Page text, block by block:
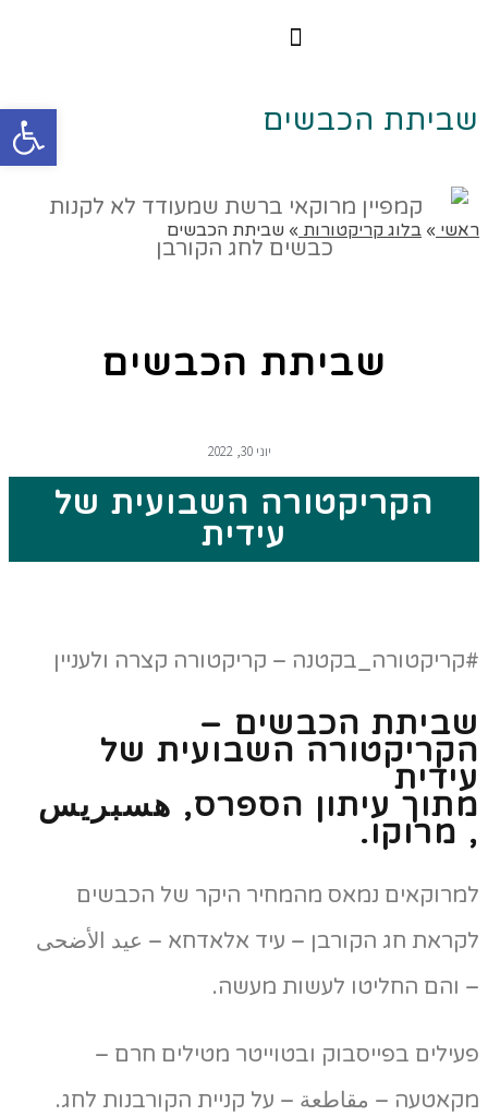
שביתת הכבשים
ראשי » בלוג קריקטורות » שביתת הכבשים
שביתת הכבשים
יוני 30, 2022
הקריקטורה השבועית של
עידית
#קריקטורה_בקטנה – קריקטורה קצרה ולעניין
שביתת הכבשים –
הקריקטורה השבועית של
עידית
מתוך עיתון הספרס, هسبريس
, מרוקו.
למרוקאים נמאס מהמחיר היקר של הכבשים
לקראת חג הקורבן – עיד אלאדחא – عيد الأضحى
– והם החליטו לעשות מעשה.
פעילים בפייסבוק ובטוייטר מטילים חרם –
מקאטעה – مقاطعة – על קניית הקורבנות לחג.
פתח